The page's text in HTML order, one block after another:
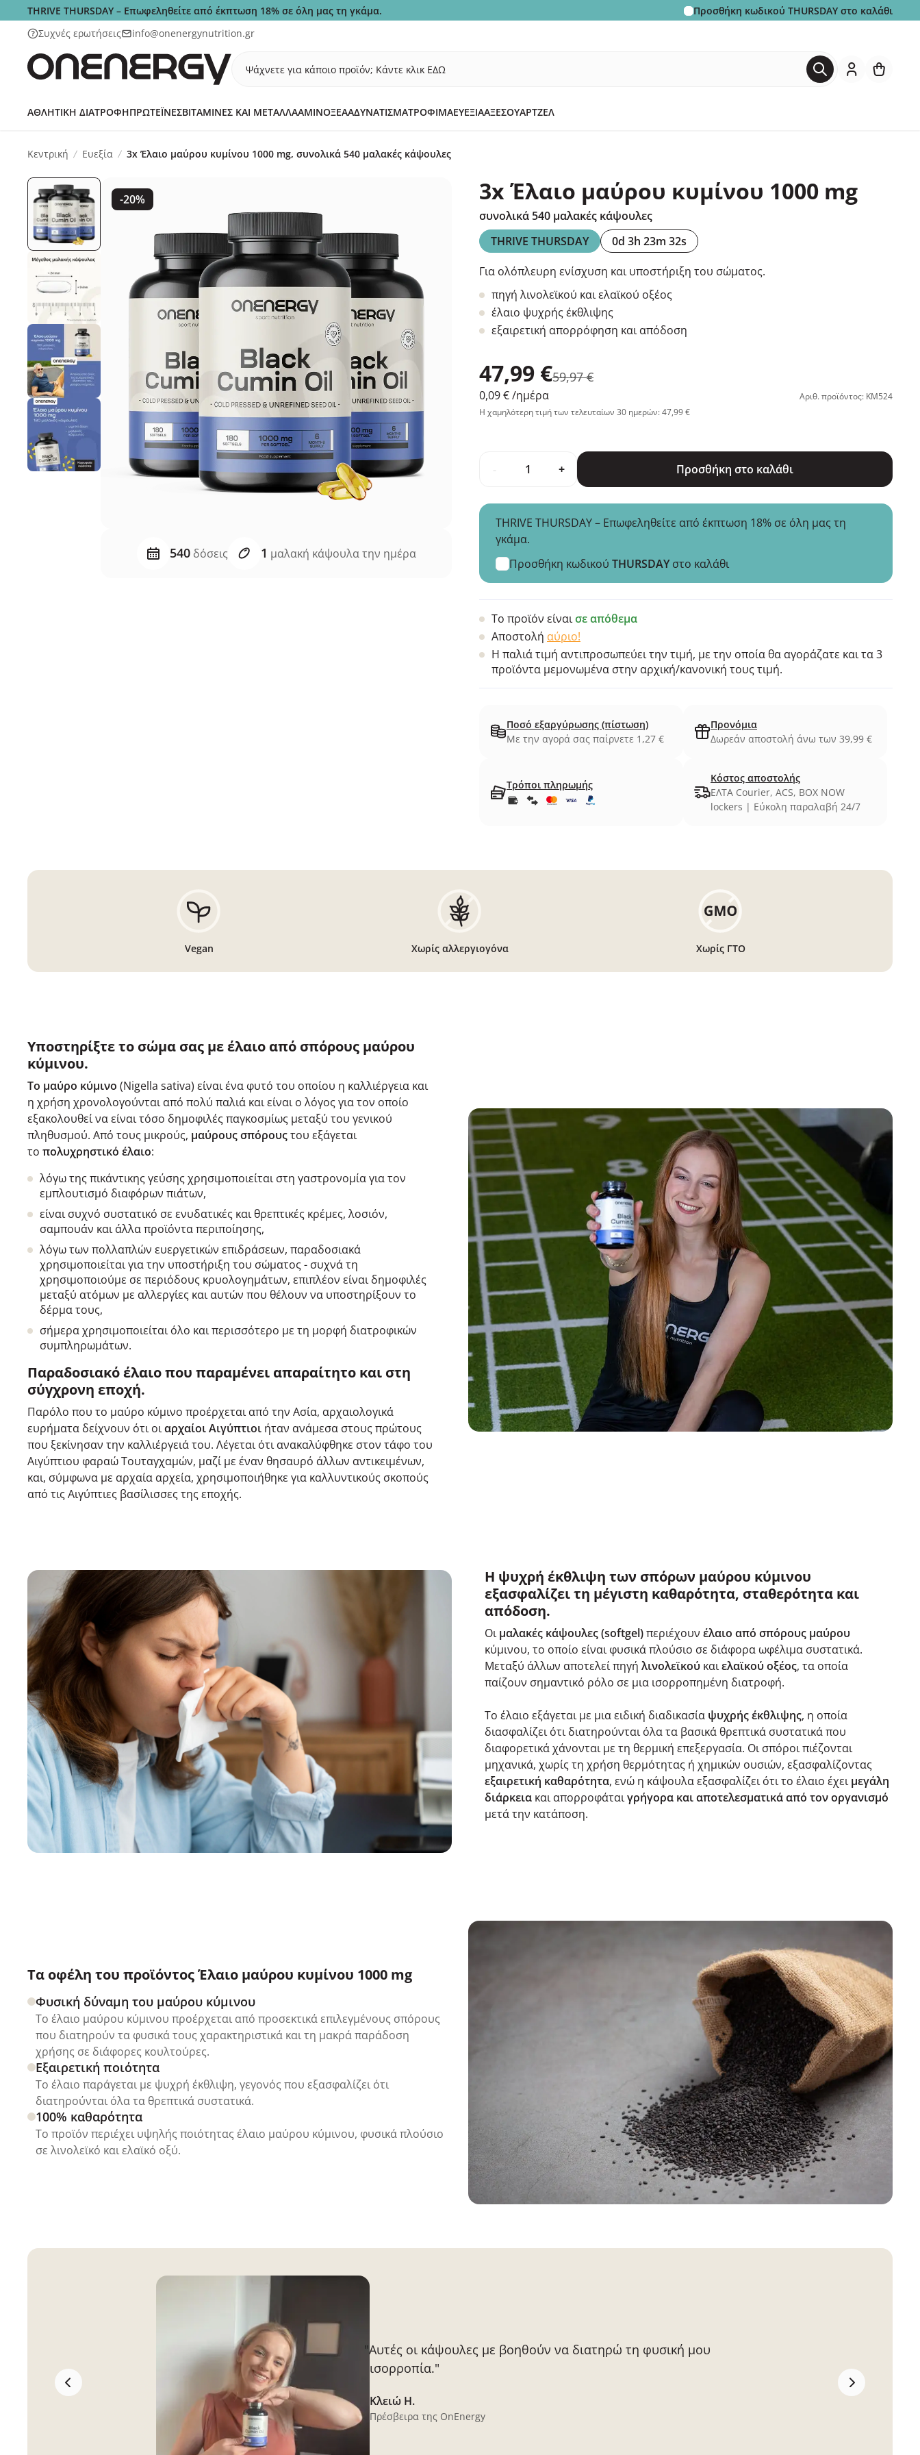
THRIVE THURSDAY – Επωφεληθείτε από έκπτωση 18% σε όλη μας τη γκάμα. Προσθήκη κωδικού THURSDAY στο καλάθι
Συχνές ερωτήσεις
info@onenergynutrition.gr
Ψάχνετε για κάποιο προϊόν; Κάντε κλικ ΕΔΩ
ΑΘΛΗΤΙΚΉ ΔΙΑΤΡΟΦΉΠΡΩΤΕΪ́ΝΕΣΒΙΤΑΜΊΝΕΣ ΚΑΙ ΜΈΤΑΛΛΑΑΜΙΝΟΞΈΑΑΔΥΝΆΤΙΣΜΑΤΡΌΦΙΜΑΕΥΕΞΊΑΑΞΕΣΟΥΆΡΤΖΕΛ
Κεντρική Ευεξία 3x Έλαιο μαύρου κυμίνου 1000 mg, συνολικά 540 μαλακές κάψουλες
-20%
540δόσεις 1 μαλακή κάψουλα την ημέρα
3x Έλαιο μαύρου κυμίνου 1000 mg
συνολικά 540 μαλακές κάψουλες
THRIVE THURSDAY
0d 3h 23m 31s
Για ολόπλευρη ενίσχυση και υποστήριξη του σώματος.
πηγή λινολεϊκού και ελαϊκού οξέος
έλαιο ψυχρής έκθλιψης
εξαιρετική απορρόφηση και απόδοση
47,99 €59,97 €
0,09 €/ημέρα
Αριθ. προϊόντος: KM524
Η χαμηλότερη τιμή των τελευταίων 30 ημερών: 47,99 €
+ Προσθήκη στο καλάθι
THRIVE THURSDAY – Επωφεληθείτε από έκπτωση 18% σε όλη μας τη
γκάμα.
Προσθήκη κωδικού THURSDAYστο καλάθι
Το προϊόν είναισε απόθεμα
Αποστολή αύριο!
Η παλιά τιμή αντιπροσωπεύει την τιμή, με την οποία θα αγοράζατε και τα 3
προϊόντα μεμονωμένα στην αρχική/κανονική τους τιμή.
Ποσό εξαργύρωσης (πίστωση)
Με την αγορά σας παίρνετε 1,27 €
Προνόμια
Δωρεάν αποστολή άνω των 39,99 €
Τρόποι πληρωμής
Κόστος αποστολής
ΕΛΤΑ Courier, ACS, BOX NOW
lockers | Εύκολη παραλαβή 24/7
Vegan Χωρίς αλλεργιογόνα Χωρίς ΓΤΟ
Υποστηρίξτε το σώμα σας με έλαιο από σπόρους μαύρου
κύμινου.
Το μαύρο κύμινο (Nigella sativa) είναι ένα φυτό του οποίου η καλλιέργεια και
η χρήση χρονολογούνται από πολύ παλιά και είναι ο λόγος για τον οποίο
εξακολουθεί να είναι τόσο δημοφιλές παγκοσμίως μεταξύ του γενικού
πληθυσμού. Από τους μικρούς, μαύρους σπόρουςτου εξάγεται
το πολυχρηστικό έλαιο:
λόγω της πικάντικης γεύσης χρησιμοποιείται στη γαστρονομία για τον
εμπλουτισμό διαφόρων πιάτων,
είναι συχνό συστατικό σε ενυδατικές και θρεπτικές κρέμες, λοσιόν,
σαμπουάν και άλλα προϊόντα περιποίησης,
λόγω των πολλαπλών ευεργετικών επιδράσεων, παραδοσιακά
χρησιμοποιείται για την υποστήριξη του σώματος - συχνά τη
χρησιμοποιούμε σε περιόδους κρυολογημάτων, επιπλέον είναι δημοφιλές
μεταξύ ατόμων με αλλεργίες και αυτών που θέλουν να υποστηρίξουν το
δέρμα τους,
σήμερα χρησιμοποιείται όλο και περισσότερο με τη μορφή διατροφικών
συμπληρωμάτων.
Παραδοσιακό έλαιο που παραμένει απαραίτητο και στη
σύγχρονη εποχή.
Παρόλο που το μαύρο κύμινο προέρχεται από την Ασία, αρχαιολογικά
ευρήματα δείχνουν ότι οιαρχαίοι Αιγύπτιοι ήταν ανάμεσα στους πρώτους
που ξεκίνησαν την καλλιέργειά του. Λέγεται ότι ανακαλύφθηκε στον τάφο του
Αιγύπτιου φαραώ Τουταγχαμών, μαζί με έναν θησαυρό άλλων αντικειμένων,
και, σύμφωνα με αρχαία αρχεία, χρησιμοποιήθηκε για καλλυντικούς σκοπούς
από τις Αιγύπτιες βασίλισσες της εποχής.
Η ψυχρή έκθλιψη των σπόρων μαύρου κύμινου
εξασφαλίζει τη μέγιστη καθαρότητα, σταθερότητα και
απόδοση.
Οιμαλακές κάψουλες (softgel)περιέχουν έλαιο από σπόρους μαύρου
κύμινου, το οποίο είναι φυσικά πλούσιο σε διάφορα ωφέλιμα συστατικά.
Μεταξύ άλλων αποτελεί πηγή λινολεϊκού καιελαϊκού οξέος, τα οποία
παίζουν σημαντικό ρόλο σε μια ισορροπημένη διατροφή.
Το έλαιο εξάγεται με μια ειδική διαδικασία ψυχρής έκθλιψης, η οποία
διασφαλίζει ότι διατηρούνται όλα τα βασικά θρεπτικά συστατικά που
διαφορετικά χάνονται με τη θερμική επεξεργασία. Οι σπόροι πιέζονται
μηχανικά, χωρίς τη χρήση θερμότητας ή χημικών ουσιών, εξασφαλίζοντας
εξαιρετική καθαρότητα, ενώ η κάψουλα εξασφαλίζει ότι το έλαιο έχειμεγάλη
διάρκεια και απορροφάταιγρήγορα και αποτελεσματικά από τον οργανισμό
μετά την κατάποση.
Τα οφέλη του προϊόντος Έλαιο μαύρου κυμίνου 1000 mg
Φυσική δύναμη του μαύρου κύμινου
Το έλαιο μαύρου κύμινου προέρχεται από προσεκτικά επιλεγμένους σπόρους
που διατηρούν τα φυσικά τους χαρακτηριστικά και τη μακρά παράδοση
χρήσης σε διάφορες κουλτούρες.
Εξαιρετική ποιότητα
Το έλαιο παράγεται με ψυχρή έκθλιψη, γεγονός που εξασφαλίζει ότι
διατηρούνται όλα τα θρεπτικά συστατικά.
100% καθαρότητα
Το προϊόν περιέχει υψηλής ποιότητας έλαιο μαύρου κύμινου, φυσικά πλούσιο
σε λινολεϊκό και ελαϊκό οξύ.
"Αυτές οι κάψουλες με βοηθούν να διατηρώ τη φυσική μου
ισορροπία."
Κλειώ H.
Πρέσβειρα της OnEnergy